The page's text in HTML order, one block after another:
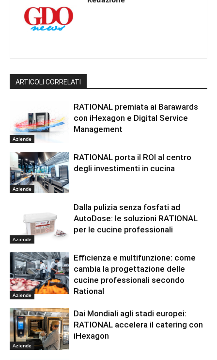
ARTICOLI CORRELATI
Aziende
RATIONAL premiata ai Barawards
con iHexagon e Digital Service
Management
Aziende
RATIONAL porta il ROI al centro
degli investimenti in cucina
Aziende
Dalla pulizia senza fosfati ad
AutoDose: le soluzioni RATIONAL
per le cucine professionali
Aziende
Efficienza e multifunzione: come
cambia la progettazione delle
cucine professionali secondo
Rational
Aziende
Dai Mondiali agli stadi europei:
RATIONAL accelera il catering con
iHexagon